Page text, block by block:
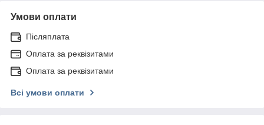
Умови оплати
Післяплата
Оплата за реквізитами
Оплата за реквізитами
Всі умови оплати